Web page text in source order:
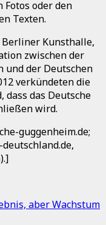
oder den
Texten.
Berliner Kunsthalle,
zwischen der
und der Deutschen
verkündeten die
das Deutsche
wird.
guggenheim.de;
deutschland.de,
aber Wachstum